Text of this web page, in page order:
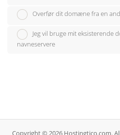
Overfør dit domæne fra en
Jeg vil bruge mit eksisterende
navneservere
Copyright © 2026 Hostingtico.com.